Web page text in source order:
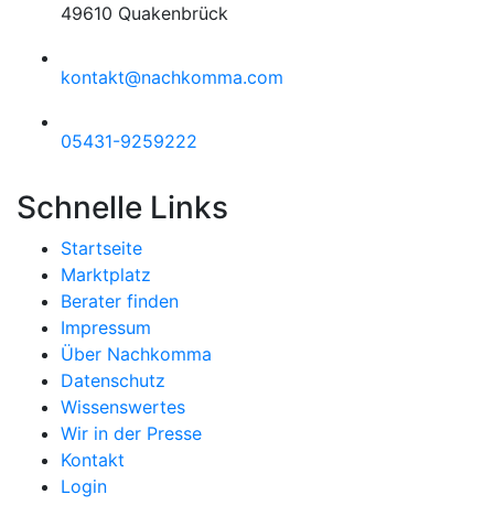
49610 Quakenbrück
kontakt@nachkomma.com
05431-9259222
Schnelle Links
Startseite
Marktplatz
Berater finden
Impressum
Über Nachkomma
Datenschutz
Wissenswertes
Wir in der Presse
Kontakt
Login